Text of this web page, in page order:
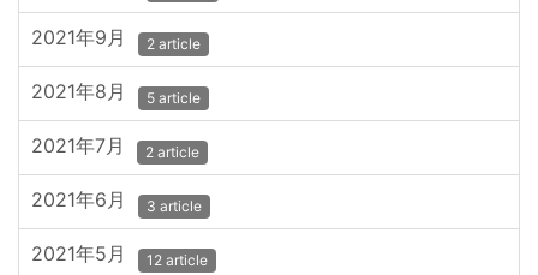
2021年9月 2 article
2021年8月 5 article
2021年7月 2 article
2021年6月 3 article
2021年5月 12 article